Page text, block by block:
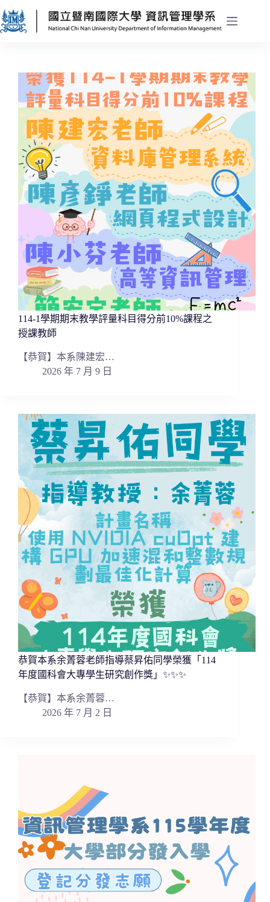
114-1學期期末教學評量科目得分前10%課程之
授課教師
【恭賀】本系陳建宏…
2026 年 7 月 9 日
恭賀本系余菁蓉老師指導蔡昇佑同學榮獲「114
年度國科會大專學生研究創作獎」✨✨✨
【恭賀】本系余菁蓉…
2026 年 7 月 2 日